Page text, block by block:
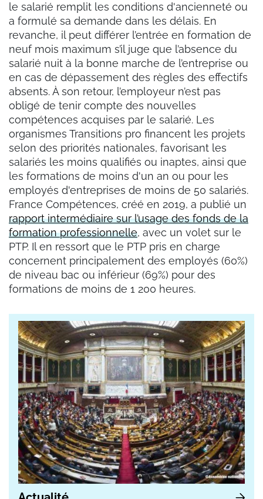
le salarié remplit les conditions d'ancienneté ou
a formulé sa demande dans les délais. En
revanche, il peut différer l’entrée en formation de
neuf mois maximum s’il juge que l’absence du
salarié nuit à la bonne marche de l’entreprise ou
en cas de dépassement des règles des effectifs
absents. À son retour, l’employeur n’est pas
obligé de tenir compte des nouvelles
compétences acquises par le salarié. Les
organismes Transitions pro financent les projets
selon des priorités nationales, favorisant les
salariés les moins qualifiés ou inaptes, ainsi que
les formations de moins d'un an ou pour les
employés d'entreprises de moins de 50 salariés.
France Compétences, créé en 2019, a publié un
rapport intermédiaire sur l’usage des fonds de la
formation professionnelle, avec un volet sur le
PTP. Il en ressort que le PTP pris en charge
concernent principalement des employés (60%)
de niveau bac ou inférieur (69%) pour des
formations de moins de 1 200 heures.